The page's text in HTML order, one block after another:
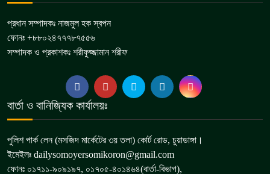
প্রধান সম্পাদকঃ নাজমুল হক স্বপন
ফোনঃ +৮৮০২৪৭৭৭৮৭৫৫৬
সম্পাদক ও প্রকাশকঃ শরীফুজ্জামান শরীফ
বার্তা ও বানিজ্যিক কার্যালয়ঃ
পুলিশ পার্ক লেন (মসজিদ মার্কেটের ৩য় তলা) কোর্ট রোড, চুয়াডাঙ্গা।
ইমেইলঃ dailysomoyersomikoron@gmail.com
ফোনঃ ০১৭১১-৯০৯১৯৭, ০১৭০৫-৪০১৪৬৪(বার্তা-বিভাগ),